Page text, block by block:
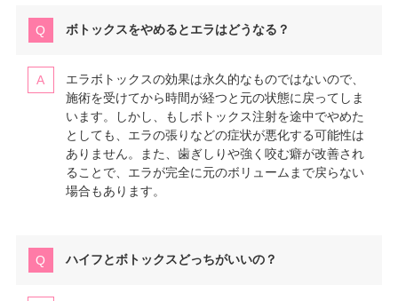
ボトックスをやめるとエラはどうなる？
エラボトックスの効果は永久的なものではないので、
施術を受けてから時間が経つと元の状態に戻ってしま
います。しかし、もしボトックス注射を途中でやめた
としても、エラの張りなどの症状が悪化する可能性は
ありません。また、歯ぎしりや強く咬む癖が改善され
ることで、エラが完全に元のボリュームまで戻らない
場合もあります。
ハイフとボトックスどっちがいいの？